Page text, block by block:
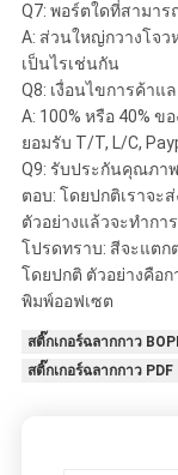
Q7: พอร์ตใดที่สามาร
A: ส่วนใหญ่กวางโจว
เป็นไรเช่นกัน
Q8: เงื่อนไขการค้าแ
A: 100% หรือ 40%
ยอมรับ T/T, L/C,
Q9: รับประกันคุณภา
ตอบ: โดยปกติเราจะ
ตัวอย่างแล้วจะทำก
โปรดทราบ: สีจะแตก
โดยปกติ ตัวอย่างคือ
พิมพ์ออฟเซต
สติ๊กเกอร์ฉลากกาว
สติ๊กเกอร์ฉลากกาว PDF